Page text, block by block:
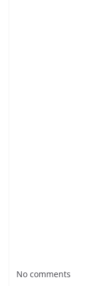
No comments